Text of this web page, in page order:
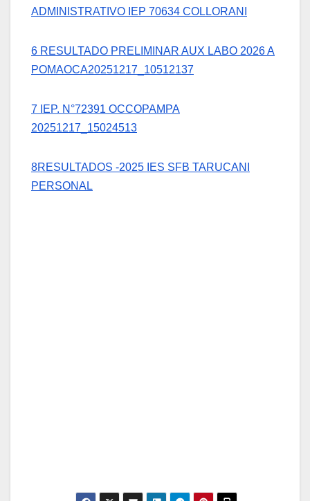
ADMINISTRATIVO IEP 70634 COLLORANI
6 RESULTADO PRELIMINAR AUX LABO 2026 A
POMAOCA20251217_10512137
7 IEP. N°72391 OCCOPAMPA
20251217_15024513
8RESULTADOS -2025 IES SFB TARUCANI
PERSONAL